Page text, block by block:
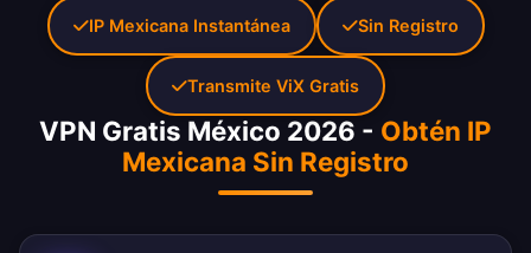
VPN Gratis México 2026 - Obtén IP
Mexicana Sin Registro
IP Mexicana Instantánea Sin Registro
Transmite ViX Gratis